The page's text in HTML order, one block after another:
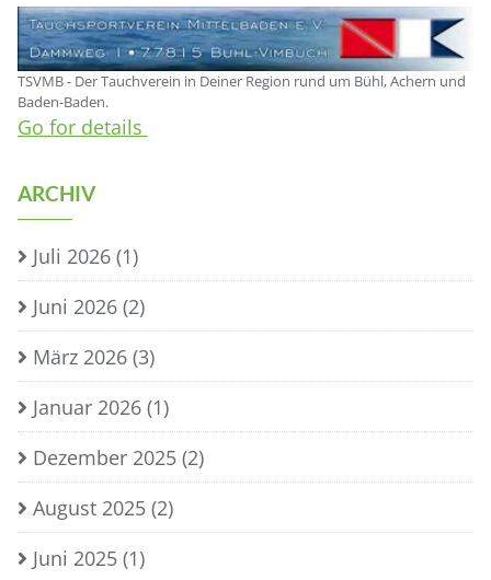
TSVMB - Der Tauchverein in Deiner Region rund um Bühl, Achern und
Baden-Baden.
Go for details
ARCHIV
Juli 2026 (1)
Juni 2026 (2)
März 2026 (3)
Januar 2026 (1)
Dezember 2025 (2)
August 2025 (2)
Juni 2025 (1)